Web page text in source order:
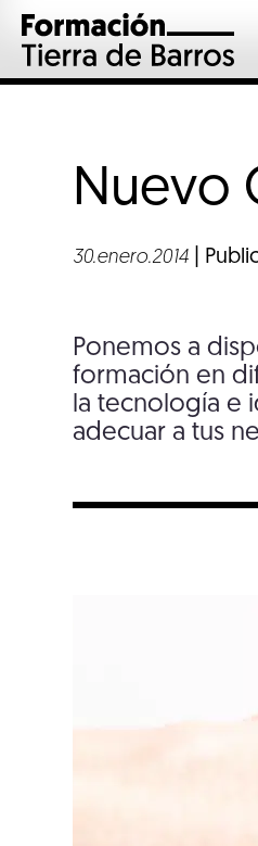
Nuevo
30.enero.2014 |
Ponemos a
formación en
la tecnología e
adecuar a tus